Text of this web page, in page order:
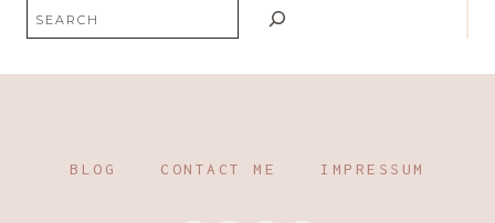
BLOG CONTACT ME IMPRESSUM